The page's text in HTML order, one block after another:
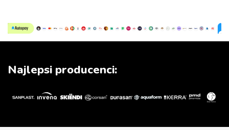
Najlepsi producenci: